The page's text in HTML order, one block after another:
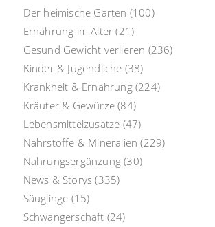
Der heimische Garten (100)
Ernährung im Alter (21)
Gesund Gewicht verlieren (236)
Kinder & Jugendliche (38)
Krankheit & Ernährung(224)
Kräuter & Gewürze (84)
Lebensmittelzusätze (47)
Nährstoffe & Mineralien (229)
Nahrungsergänzung (30)
News & Storys (335)
Säuglinge (15)
Schwangerschaft (24)